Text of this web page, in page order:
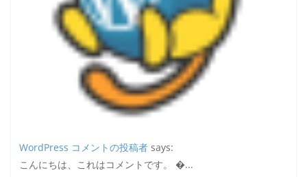
WordPress コメントの投稿者 says:
こんにちは、これはコメントです。 �...